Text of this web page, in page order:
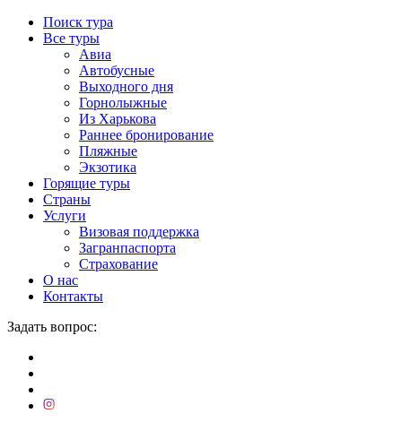
Поиск тура
Все туры
Авиа
Автобусные
Выходного дня
Горнолыжные
Из Харькова
Раннее бронирование
Пляжные
Экзотика
Горящие туры
Страны
Услуги
Визовая поддержка
Загранпаспорта
Страхование
О нас
Контакты
Задать вопрос: